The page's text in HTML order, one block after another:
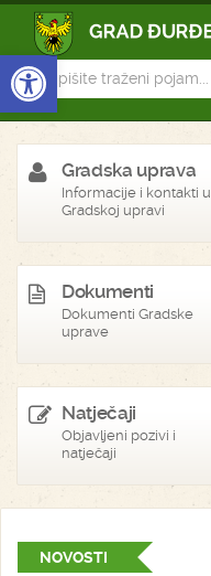
Open toolbar
Gradska uprava
Informacije i kontakti u
Gradskoj upravi
Dokumenti
Dokumenti Gradske
uprave
Natječaji
Objavljeni pozivi i
natječaji
NOVOSTI